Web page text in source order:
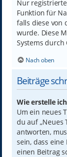
Nur
Funktion für
falls diese von
wurde. Diese
Systems durch
Nach oben
Beiträge
Wie erstelle
Um ein neues
du auf „Neues
antworten,
sein, dass
einen Beitrag